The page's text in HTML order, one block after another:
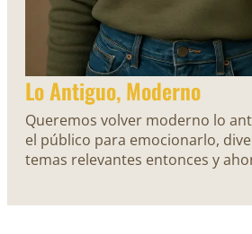
Lo Antiguo, Moderno
Queremos volver moderno lo
el público para emocionarlo,
temas relevantes entonces y